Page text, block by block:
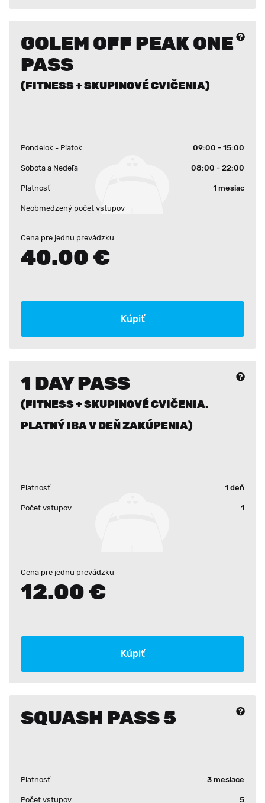
GOLEM OFF PEAK ONE
PASS
(FITNESS + SKUPINOVÉ CVIČENIA)
Pondelok - Piatok 09:00 - 15:00
Sobota a Nedeľa 08:00 - 22:00
Platnosť 1 mesiac
Neobmedzený počet vstupov
Cena pre jednu prevádzku
40.00 €
Kúpiť
1 DAY PASS
(FITNESS + SKUPINOVÉ CVIČENIA.
PLATNÝ IBA V DEŇ ZAKÚPENIA)
Platnosť 1 deň
Počet vstupov 1
Cena pre jednu prevádzku
12.00 €
Kúpiť
SQUASH PASS 5
Platnosť 3 mesiace
Počet vstupov 5